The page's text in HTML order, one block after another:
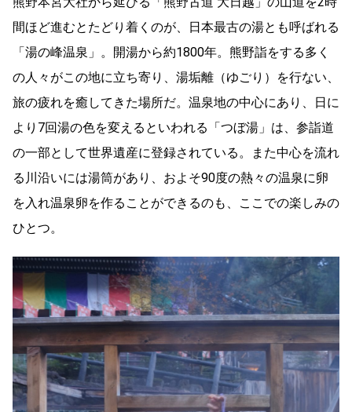
間ほど進むとたどり着くのが、日本最古の湯とも呼ばれる
「湯の峰温泉」。開湯から約1800年。熊野詣をする多く
の人々がこの地に立ち寄り、湯垢離（ゆごり）を行ない、
旅の疲れを癒してきた場所だ。温泉地の中心にあり、日に
より7回湯の色を変えるといわれる「つぼ湯」は、参詣道
の一部として世界遺産に登録されている。また中心を流れ
る川沿いには湯筒があり、およそ90度の熱々の温泉に卵
を入れ温泉卵を作ることができるのも、ここでの楽しみの
ひとつ。